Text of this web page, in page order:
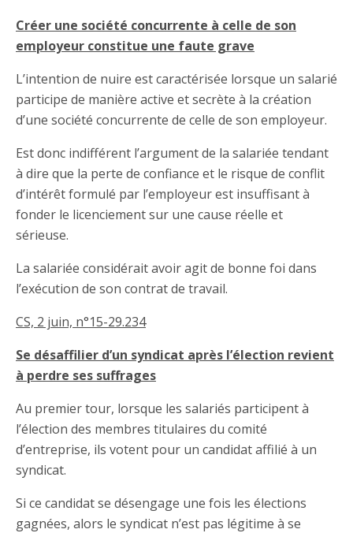
Créer une société concurrente à celle de son
employeur constitue une faute grave
L’intention de nuire est caractérisée lorsque un salarié
participe de manière active et secrète à la création
d’une société concurrente de celle de son employeur.
Est donc indifférent l’argument de la salariée tendant
à dire que la perte de confiance et le risque de conflit
d’intérêt formulé par l’employeur est insuffisant à
fonder le licenciement sur une cause réelle et
sérieuse.
La salariée considérait avoir agit de bonne foi dans
l’exécution de son contrat de travail.
CS, 2 juin, n°15-29.234
Se désaffilier d’un syndicat après l’élection revient
à perdre ses suffrages
Au premier tour, lorsque les salariés participent à
l’élection des membres titulaires du comité
d’entreprise, ils votent pour un candidat affilié à un
syndicat.
Si ce candidat se désengage une fois les élections
gagnées, alors le syndicat n’est pas légitime à se